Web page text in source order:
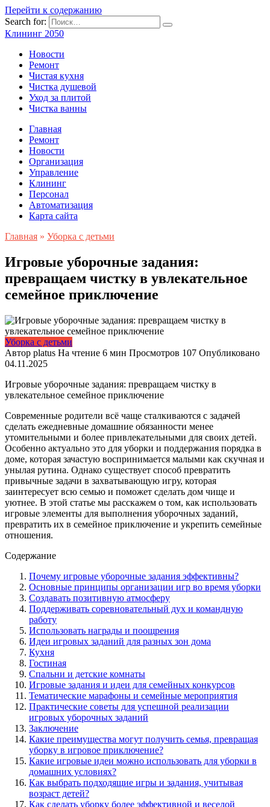
Перейти к содержанию
Search for:
Клининг 2050
Новости
Ремонт
Чистая кухня
Чистка душевой
Уход за плитой
Чистка ванны
Главная
Ремонт
Новости
Организация
Управление
Клининг
Персонал
Автоматизация
Карта сайта
Главная » Уборка с детьми
Игровые уборочные задания:
превращаем чистку в увлекательное
семейное приключение
Уборка с детьми
Автор platus На чтение 6 мин Просмотров 107 Опубликовано
04.11.2025
Игровые уборочные задания: превращаем чистку в
увлекательное семейное приключение
Современные родители всё чаще сталкиваются с задачей
сделать ежедневные домашние обязанности менее
утомительными и более привлекательными для своих детей.
Особенно актуально это для уборки и поддержания порядка в
доме, которая зачастую воспринимается малыми как скучная и
унылая рутина. Однако существует способ превратить
привычные задачи в захватывающую игру, которая
заинтересует всю семью и поможет сделать дом чище и
уютнее. В этой статье мы расскажем о том, как использовать
игровые элементы для выполнения уборочных заданий,
превратить их в семейное приключение и укрепить семейные
отношения.
Содержание
Почему игровые уборочные задания эффективны?
Основные принципы организации игр во время уборки
Создавать позитивную атмосферу
Поддерживать соревновательный дух и командную
работу
Использовать награды и поощрения
Идеи игровых заданий для разных зон дома
Кухня
Гостиная
Спальни и детские комнаты
Игровые задания и идеи для семейных конкурсов
Тематические марафоны и семейные мероприятия
Практические советы для успешной реализации
игровых уборочных заданий
Заключение
Какие преимущества могут получить семья, превращая
уборку в игровое приключение?
Какие игровые идеи можно использовать для уборки в
домашних условиях?
Как выбрать подходящие игры и задания, учитывая
возраст детей?
Как сделать уборку более эффективной и веселой